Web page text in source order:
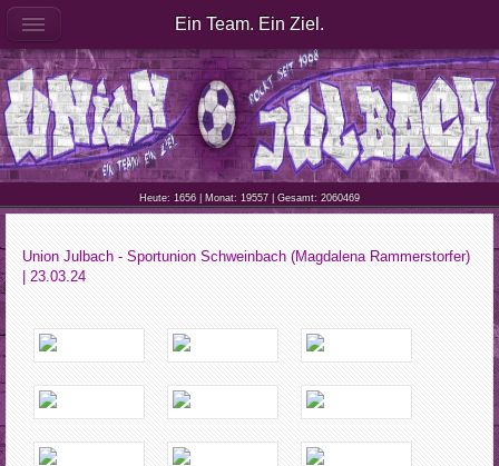
Heute: 1656 | Monat: 19557 | Gesamt: 2060469
Union Julbach - Sportunion Schweinbach (Magdalena Rammerstorfer)
| 23.03.24
Ein Team. Ein Ziel.